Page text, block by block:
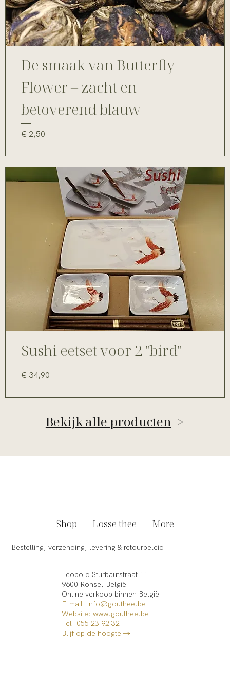
De smaak van Butterfly
Flower – zacht en
betoverend blauw
Prijs
€ 2,50
Sushi eetset voor 2 "bird"
Prijs
€ 34,90
Bekijk alle producten >
Shop Losse thee More
Bestelling, verzending, levering & retourbeleid
Léopold Sturbautstraat 11
9600 Ronse, België
Online verkoop binnen België​
E-mail: info@gouthee.be
Website: www.gouthee.be
Tel: 055 23 92 32
Blijf op de hoogte →